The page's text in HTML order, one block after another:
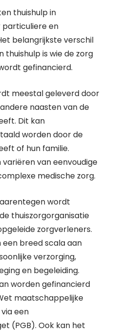
thuishulp in
particuliere en
belangrijkste verschil
thuishulp is wie de zorg
gefinancierd.
meestal geleverd door
naasten van de
Dit kan
worden door de
of hun familie.
van eenvoudige
medische zorg.
wordt
thuiszorgorganisatie
zorgverleners.
een breed scala aan
verzorging,
en begeleiding.
worden gefinancierd
maatschappelijke
een
(PGB). Ook kan het